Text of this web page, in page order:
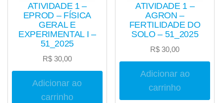
ATIVIDADE 1 –
EPROD – FÍSICA
GERAL E
EXPERIMENTAL I –
51_2025
R$30,00
Adicionar ao
carrinho
ATIVIDADE 1 –
AGRON –
FERTILIDADE DO
SOLO – 51_2025
R$ 30,00
Adicionar ao
carrinho